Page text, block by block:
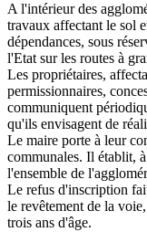
A l'intérieur des
travaux affectant le sol
dépendances, sous
l'Etat sur les routes à
Les propriétaires,
permissionnaires,
communiquent
qu'ils envisagent de
Le maire porte à leur
communales. Il établit,
l'ensemble de
Le refus d'inscription
le revêtement de la
trois ans d'âge.